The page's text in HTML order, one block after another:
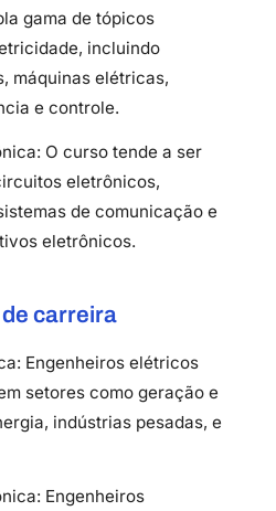
gama de tópicos
incluindo
máquinas elétricas,
e controle.
O curso tende a ser
eletrônicos,
de comunicação e
eletrônicos.
carreira
Engenheiros elétricos
setores como geração e
indústrias pesadas, e
Engenheiros